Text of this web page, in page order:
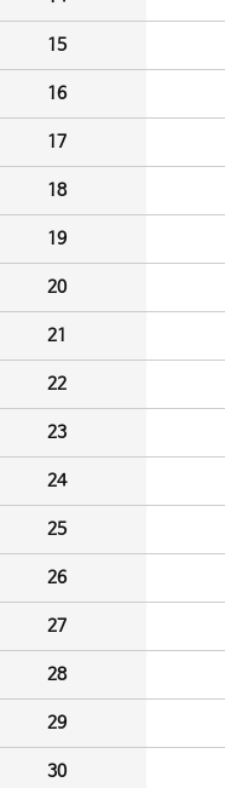
15
16
17
18
19
20
21
22
23
24
25
26
27
28
29
30